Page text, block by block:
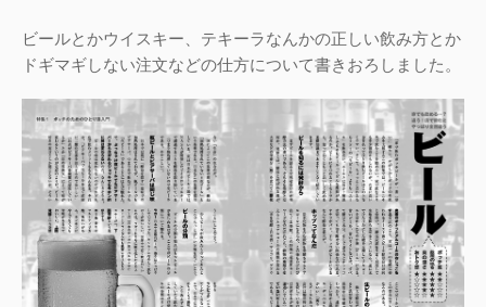
ビールとかウイスキー、テキーラなんかの正しい飲み方とか
ドギマギしない注文などの仕方について書きおろしました。